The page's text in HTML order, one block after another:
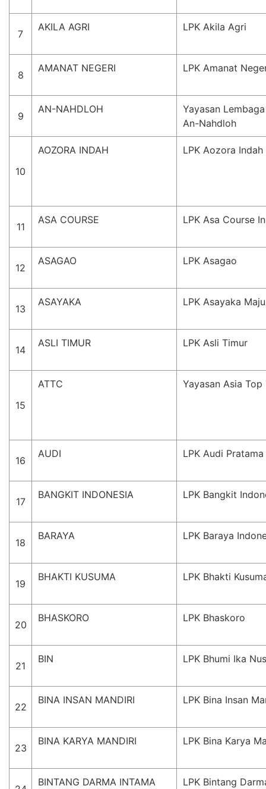
7
AKILA AGRI LPK Akila Agri
8
AMANAT NEGERI LPK Amanat
9
AN-NAHDLOH
Yayasan
An-Nahdloh
10
AOZORA INDAH LPK Aozora
11
ASA COURSE LPK Asa Course
12
ASAGAO LPK Asagao
13
ASAYAKA LPK Asayaka
14
ASLI TIMUR LPK Asli Timur
15
ATTC Yayasan Asia
16
AUDI LPK Audi
17
BANGKIT INDONESIA LPK Bangkit
18
BARAYA LPK Baraya
19
BHAKTI KUSUMA LPK Bhakti
20
BHASKORO LPK Bhaskoro
21
BIN LPK Bhumi Ika
22
BINA INSAN MANDIRI LPK Bina Insan
23
BINA KARYA MANDIRI LPK Bina Karya
BINTANG DARMA INTAMA LPK Bintang